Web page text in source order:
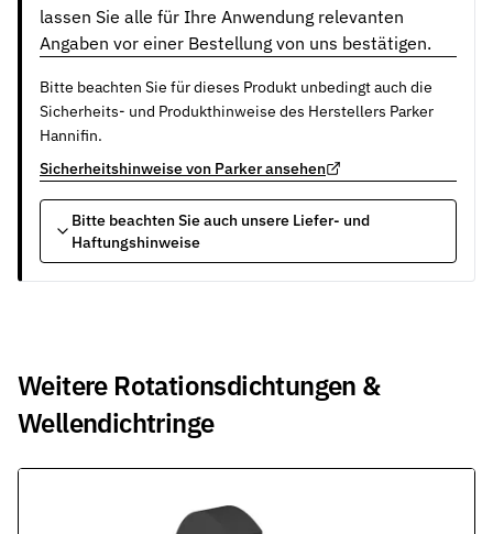
lassen Sie alle für Ihre Anwendung relevanten
Angaben vor einer Bestellung von uns bestätigen.
Bitte beachten Sie für dieses Produkt unbedingt auch die
Sicherheits- und Produkthinweise des Herstellers Parker
Hannifin.
Sicherheitshinweise von Parker ansehen
Bitte beachten Sie auch unsere Liefer- und
Haftungshinweise
Weitere Rotationsdichtungen &
Wellendichtringe